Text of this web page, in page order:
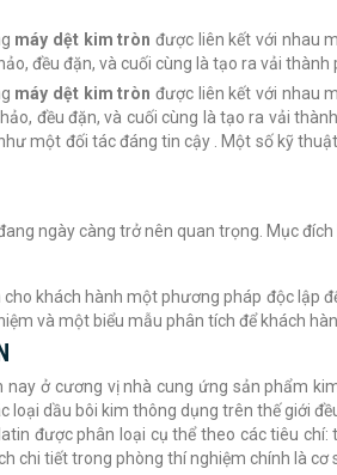
máy dệt kim tròn được liên kết với nhau
đều đặn, và cuối cùng là tạo ra vải
máy dệt kim tròn được liên kết với nhau
đều đặn, và cuối cùng là tạo ra vải
một đối tác đáng tin cậy . Một số kỹ
ngày càng trở nên quan trọng. Mục
khách hành một phương pháp độc lập
và một biểu mẫu phân tích để khách
nay ở cương vị nhà cung ứng sản phẩm
loại dầu bôi kim thông dụng trên thế giới
được phân loại cụ thể theo các tiêu
chi tiết trong phòng thí nghiệm chính là cơ